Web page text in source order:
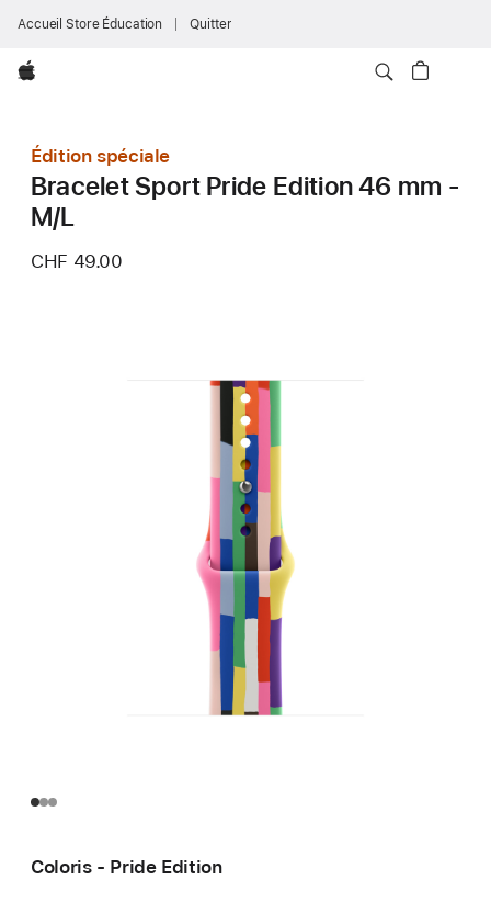
Accueil Store Éducation Quitter
Apple
Édition spéciale
Bracelet Sport Pride Edition 46 mm -
M/L
CHF 49.00
Coloris - Pride Edition